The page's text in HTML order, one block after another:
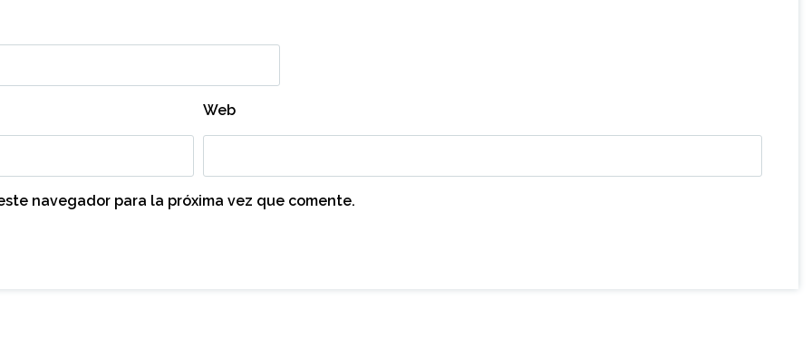
Web
navegador para la próxima vez que comente.